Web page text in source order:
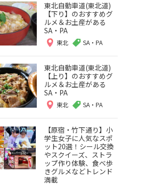
東北自動車道(東北道)
【下り】のおすすめグ
ルメ＆お土産がある
SA・PA
東北 SA・PA
東北自動車道(東北道)
【上り】のおすすめグ
ルメ＆お土産がある
SA・PA
東北 SA・PA
【原宿・竹下通り】小
学生女子に人気なスポ
ット20選！シール交換
やスクイーズ、ストラ
ップ作り体験、食べ歩
きグルメなどトレンド
満載